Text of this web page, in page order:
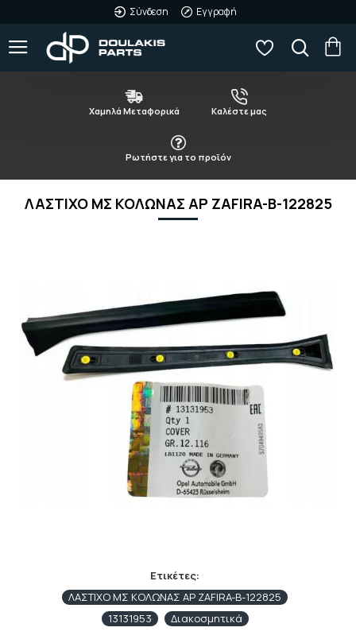
Σύνδεση Εγγραφή
Χαμηλά Μεταφορικά Καλέστε μας
Ρωτήστε για το προϊόν
ΛΑΣΤΙΧΟ ΜΣ ΚΟΛΩΝΑΣ ΑΡ ZAFIRA-Β-122825
Ετικέτες:
ΛΑΣΤΙΧΟ ΜΣ ΚΟΛΩΝΑΣ ΑΡ ZAFIRA-Β-122825
13131953
Διακοσμητικά